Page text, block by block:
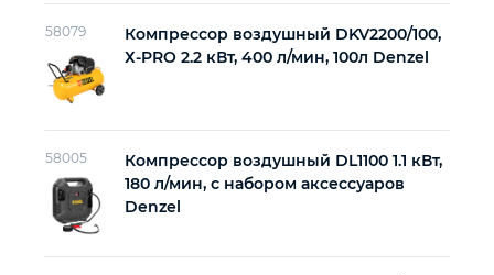
58079
Компрессор воздушный DKV2200/100,
Х-PRO 2.2 кВт, 400 л/мин, 100л Denzel
58005
Компрессор воздушный DL1100 1.1 кВт,
180 л/мин, с набором аксессуаров
Denzel